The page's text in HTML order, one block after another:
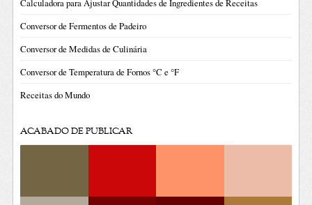
Calculadora para Ajustar Quantidades de Ingredientes de Receitas
Conversor de Fermentos de Padeiro
Conversor de Medidas de Culinária
Conversor de Temperatura de Fornos °C e °F
Receitas do Mundo
ACABADO DE PUBLICAR